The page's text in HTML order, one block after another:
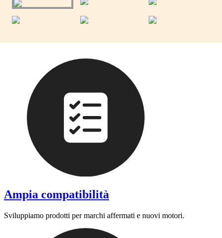
Ampia compatibilità
Sviluppiamo prodotti per marchi affermati e nuovi motori.